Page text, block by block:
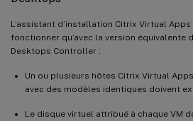
L’assistant d’installation Citrix Virtual
fonctionner qu’avec la version équivalente
Desktops Controller :
Un ou plusieurs hôtes Citrix Virtual
avec des modèles identiques doivent
Le disque virtuel attribué à chaque VM